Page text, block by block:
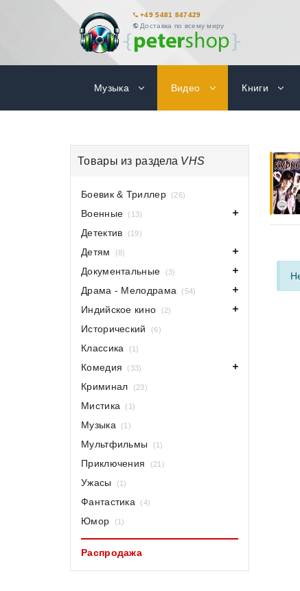
+49 5481 847429
Доставка по всему миру
Музыка Видео Книги
Товары из раздела VHS
Боевик & Триллер (26)
Военные (13)
Детектив (19)
Детям (8)
Документальные (3)
Драма - Мелодрама (54)
Индийское кино (2)
Исторический (6)
Классика (1)
Комедия (33)
Криминал (23)
Мистика (1)
Музыка (1)
Мультфильмы (1)
Приключения (21)
Ужасы (1)
Фантастика (4)
Юмор (1)
Распродажа